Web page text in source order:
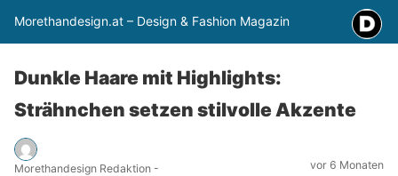
Morethandesign.at – Design & Fashion Magazin
Dunkle Haare mit Highlights:
Strähnchen setzen stilvolle Akzente
Morethandesign Redaktion -
vor 6 Monaten